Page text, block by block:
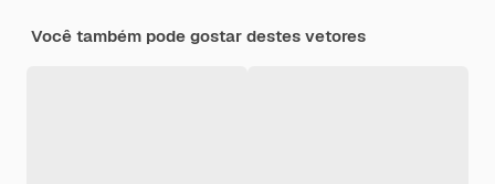
Você também pode gostar destes vetores